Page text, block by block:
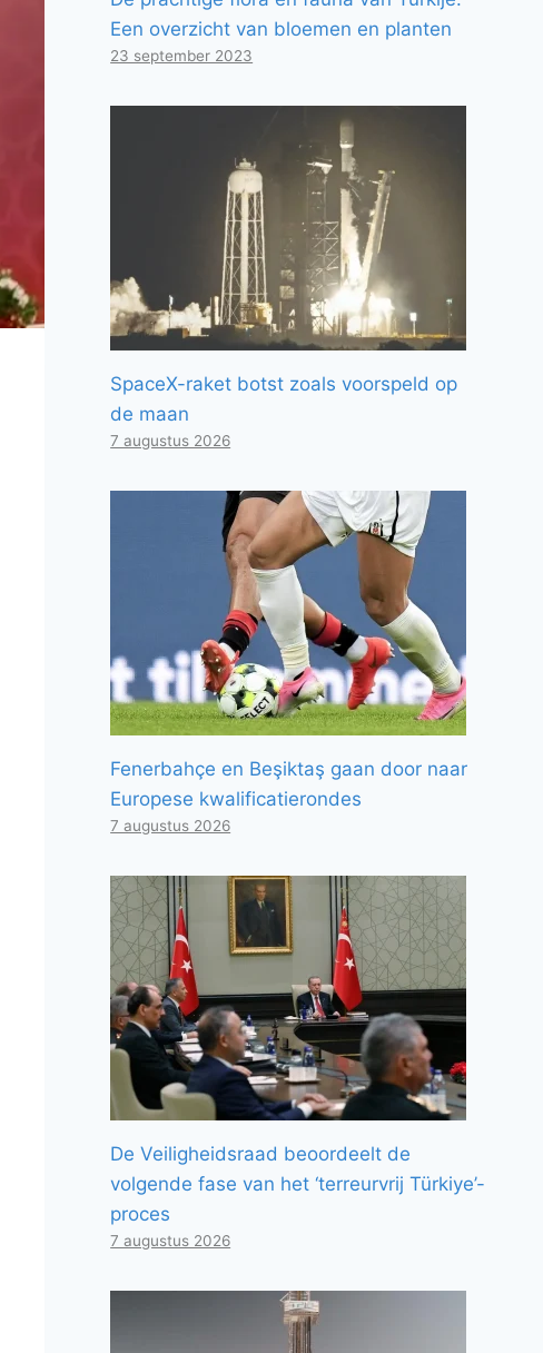
Een overzicht van bloemen en planten
23 september 2023
SpaceX-raket botst zoals voorspeld op
de maan
7 augustus 2026
Fenerbahçe en Beşiktaş gaan door naar
Europese kwalificatierondes
7 augustus 2026
De Veiligheidsraad beoordeelt de
volgende fase van het ‘terreurvrij Türkiye’-
proces
7 augustus 2026